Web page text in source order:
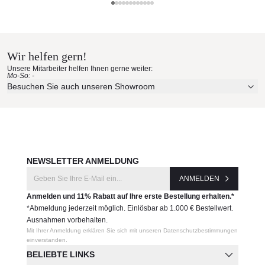
Erleben Sie unsere Stoffe und Materialien ganz in Ruhe in
Ihren eigenen vier Wänden.
Aktuelle Originalstoffe des Herstellers
Wir helfen gern!
Unsere Mitarbeiter helfen Ihnen gerne weiter:
Mo-So: -
Besuchen Sie auch unseren Showroom
BELIEBTE LINKS
NEWSLETTER ANMELDUNG
ANMELDEN
Anmelden und 11% Rabatt auf Ihre erste Bestellung erhalten.*
*Abmeldung jederzeit möglich. Einlösbar ab 1.000 € Bestellwert.
Ausnahmen vorbehalten.
Mit Ihrer Anmeldung erklären Sie sich mit unseren Datenschutzbestimmungen
einverstanden.